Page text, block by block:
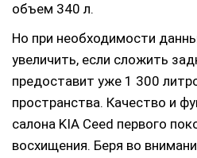
объем 340 л.
Но при необходимости
увеличить, если сложить
предоставит уже 1 300
пространства. Качество и
салона KIA Ceed первого
восхищения. Беря во